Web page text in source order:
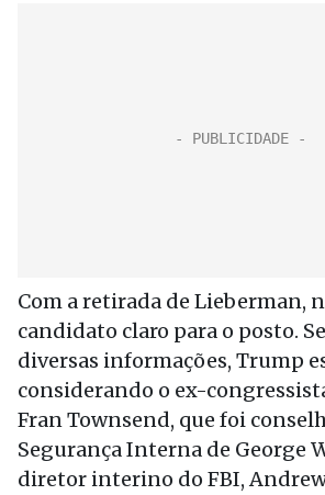
Com a retirada de Lieberman,
candidato claro para o posto.
diversas informações, Trump
considerando o ex-
Fran Townsend, que foi
Segurança Interna de George
diretor interino do FBI,